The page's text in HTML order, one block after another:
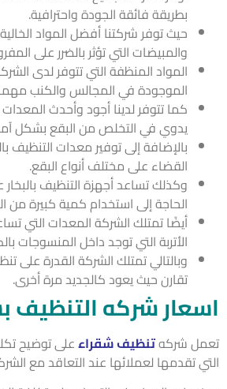
بطريقة فائقة الجودة واحترافية.
حيث توفر شركتنا أفضل المواد الخالية من
والمبيضات التي تؤثر بالضرر على
المواد المنظفة التي تتوفر لدى الشركة
الموجودة في المجالس والكنب مهما
كما تتوفر لدينا أجود وأحدث المعدات
يدوي في التخلص من البقع بشكل آمن.
بالإضافة إلى توفير معدات التنظيف
القضاء على مختلف أنواع البقع.
وكذلك تساعد أجهزة التنظيف بالبخار
الحاجة إلى استخدام كمية كبيرة من
أيضًا تمتلك الشركة المعدات التي
الأتربة التي توجد داخل المنسوجات
وبالتالي تمتلك الشركة القدرة على
تقارن حيث يعود كالجديد مرة أخرى.
شركه التنظيف
شركهتنظيف شقراءعلى توضيح تكلفة
تقدمها لعملائها عند التعاقد مع الشركة